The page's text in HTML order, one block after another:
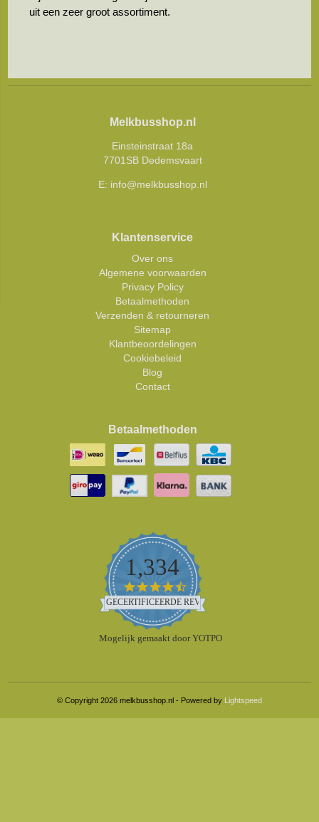
uit een zeer groot assortiment.
Melkbusshop.nl
Einsteinstraat 18a
7701SB Dedemsvaart
E: info@melkbusshop.nl
Klantenservice
Over ons
Algemene voorwaarden
Privacy Policy
Betaalmethoden
Verzenden & retourneren
Sitemap
Klantbeoordelingen
Cookiebeleid
Blog
Contact
Betaalmethoden
1,334
4.5
star
rating
GECERTIFICEERDE REVIEWS
Mogelijk gemaakt door YOTPO
© Copyright 2026 melkbusshop.nl - Powered by Lightspeed